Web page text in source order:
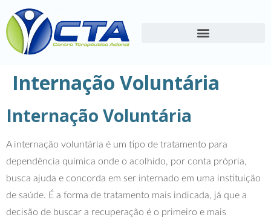
Internação Voluntária
Internação Voluntária
A internação voluntária é um tipo de tratamento para
dependência química onde o acolhido, por conta própria,
busca ajuda e concorda em ser internado em uma instituição
de saúde. É a forma de tratamento mais indicada, já que a
decisão de buscar a recuperação é o primeiro e mais